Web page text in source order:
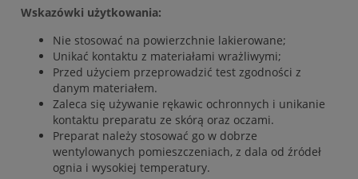
Wskazówki użytkowania:
Nie stosować na powierzchnie lakierowane;
Unikać kontaktu z materiałami wrażliwymi;
Przed użyciem przeprowadzić test zgodności z
danym materiałem.
Zaleca się używanie rękawic ochronnych i unikanie
kontaktu preparatu ze skórą oraz oczami.
Preparat należy stosować go w dobrze
wentylowanych pomieszczeniach, z dala od źródeł
ognia i wysokiej temperatury.